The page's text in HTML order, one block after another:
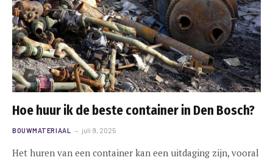
Hoe huur ik de beste container in Den Bosch?
BOUWMATERIAAL juli 9, 2025
Het huren van een container kan een uitdaging zijn, vooral